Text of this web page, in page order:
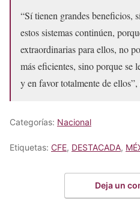
“Sí tienen grandes beneficios,
estos sistemas continúen,
extraordinarias para ellos, no
más eficientes, sino porque se
y en favor totalmente de ellos”,
Categorías: Nacional
Etiquetas: CFE, DESTACADA,
Deja un